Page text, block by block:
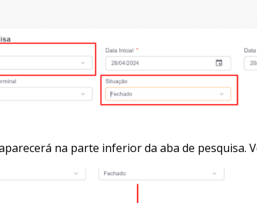
na parte inferior da aba de pesquisa.